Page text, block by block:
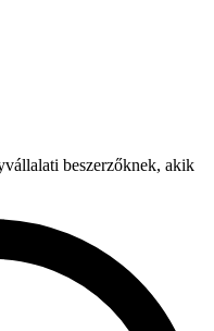
beszerzőknek, akik